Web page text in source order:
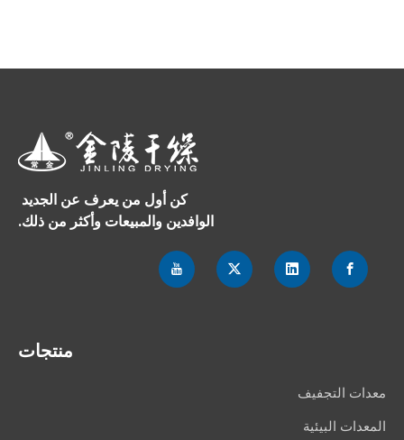
كن أول من يعرف عن الجديد
الوافدين والمبيعات وأكثر من ذلك.
منتجات
معدات التجفيف
المعدات البيئية